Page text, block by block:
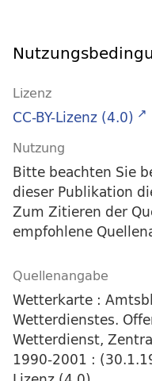
Lizenz
CC-BY-Lizenz (4.0)
Nutzung
Bitte beachten Sie
dieser Publikation
Zum Zitieren der
empfohlene
Quellenangabe
Wetterkarte :
Wetterdienstes.
Wetterdienst,
1990-2001 :